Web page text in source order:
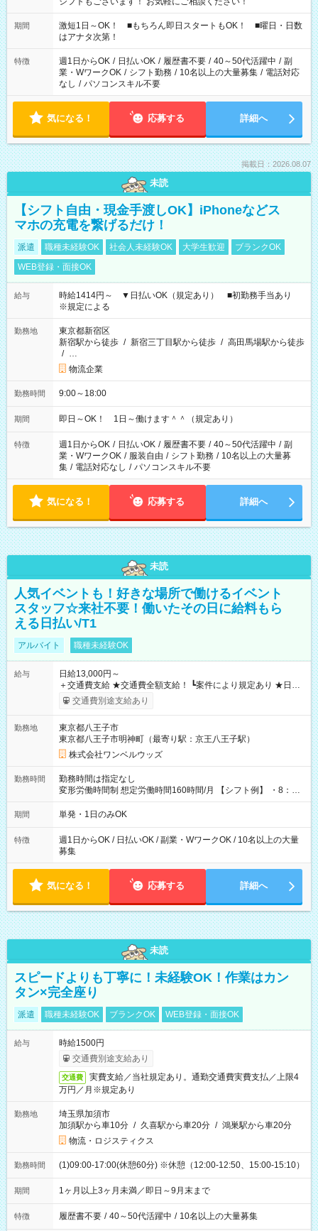
期間
激短1日～OK！ ■もちろん即日スタートもOK！ ■曜日・日数
はアナタ次第！
特徴 週1日からOK / 日払いOK / 履歴書不要 / 40～50代活躍中 / 副
業・WワークOK / シフト勤務 / 10名以上の大量募集 / 電話対応
なし / パソコンスキル不要
気になる！ 応募する 詳細へ
掲載日：2026.08.07
未読
【シフト自由・現金手渡しOK】iPhoneなどス
マホの充電を繋げるだけ！
派遣 職種未経験OK 社会人未経験OK 大学生歓迎
ブランクOK
WEB登録・面接OK
給与
時給1414円～ ▼日払いOK（規定あり） ■初勤務手当あり
※規定による
勤務地
東京都新宿区
新宿駅から徒歩 / 新宿三丁目駅から徒歩 / 高田馬場駅から徒歩
/ …
物流企業
勤務時間 9:00～18:00
期間 即日～OK！ 1日～働けます＾＾（規定あり）
特徴 週1日からOK / 日払いOK / 履歴書不要 / 40～50代活躍中 / 副
業・WワークOK / 服装自由 / シフト勤務 / 10名以上の大量募
集 / 電話対応なし / パソコンスキル不要
気になる！ 応募する 詳細へ
未読
人気イベントも！好きな場所で働けるイベント
スタッフ☆来社不要！働いたその日に給料もら
える日払い/T1
アルバイト 職種未経験OK
給与
日給13,000円～
＋交通費支給 ★交通費全額支給！ ┗案件により規定あり ★日払
いOK！（規定あり） ┗働いたその日に現金GET♪ お仕事後はコ
ンビニATMから 日払い分を引き落とせます！ 【試用期間】試
交通費別途支給あり
勤務地
東京都八王子市
東京都八王子市明神町（最寄り駅：京王八王子駅）
株式会社ワンベルウッズ
勤務時間
勤務時間は指定なし
変形労働時間制 想定労働時間160時間/月 【シフト例】 ・8：00
～21：00
期間 単発・1日のみOK
特徴
週1日からOK / 日払いOK / 副業・WワークOK / 10名以上の大量
募集
気になる！ 応募する 詳細へ
未読
スピードよりも丁寧に！未経験OK！作業はカン
タン×完全座り
派遣 職種未経験OK ブランクOK WEB登録・面接OK
給与
時給1500円
交通費別途支給あり
交通費
実費支給／当社規定あり。通勤交通費実費支払／上限4
万円／月※規定あり
勤務地
埼玉県加須市
加須駅から車10分 / 久喜駅から車20分 / 鴻巣駅から車20分
物流・ロジスティクス
勤務時間 (1)09:00-17:00(休憩60分) ※休憩（12:00-12:50、15:00-15:10）
期間 1ヶ月以上3ヶ月未満／即日～9月末まで
特徴 履歴書不要 / 40～50代活躍中 / 10名以上の大量募集